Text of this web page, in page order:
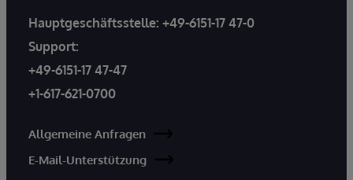
Hauptgeschäftsstelle: +49-6151-17 47-0
Support:
+49-6151-17 47-47
+1-617-621-0700
Allgemeine Anfragen
E-Mail-Unterstützung